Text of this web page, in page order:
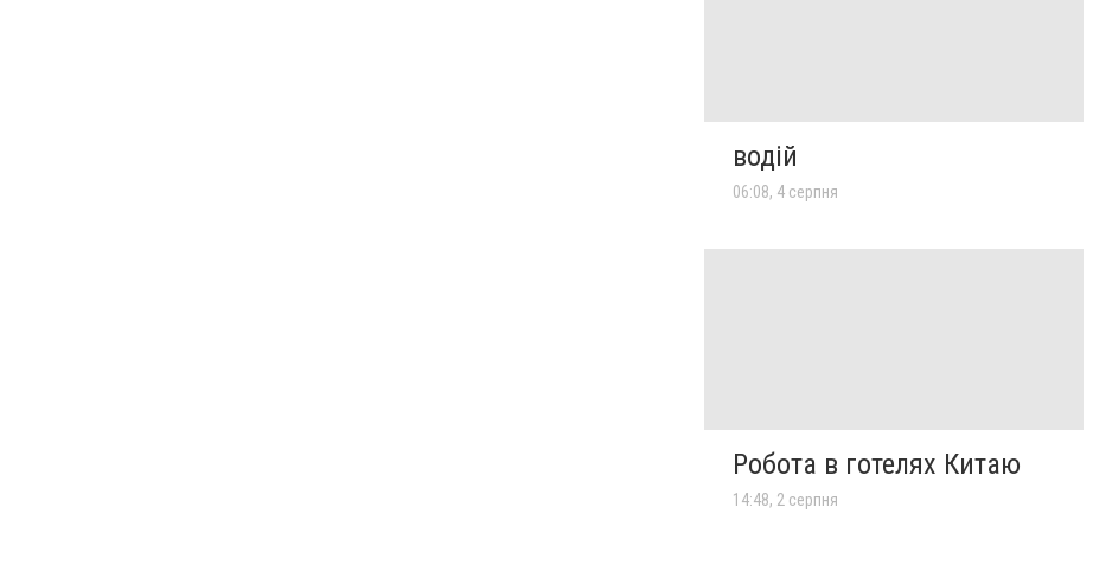
водій
06:08, 4 серпня
Робота в готелях Китаю
14:48, 2 серпня